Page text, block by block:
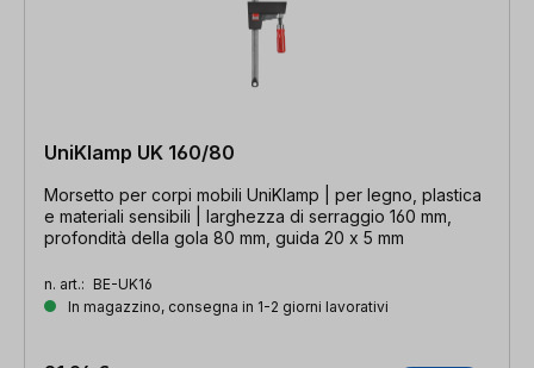
UniKlamp UK 160/80
Morsetto per corpi mobili UniKlamp | per legno, plastica
e materiali sensibili | larghezza di serraggio 160 mm,
profondità della gola 80 mm, guida 20 x 5 mm
n. art.: BE-UK16
In magazzino, consegna in 1-2 giorni lavorativi